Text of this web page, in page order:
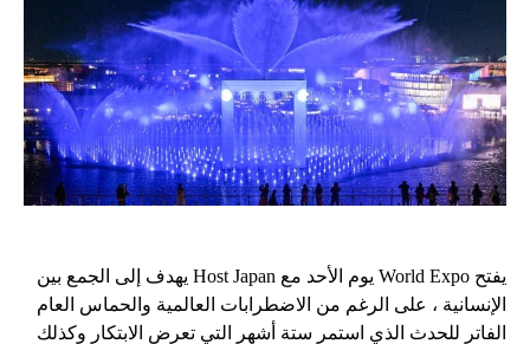
يفتح World Expo يوم الأحد مع Host Japan يهدف إلى الجمع بين
الإنسانية ، على الرغم من الاضطرابات العالمية والحماس العام
الفاتر للحدث الذي استمر ستة أشهر التي تعرض الابتكار وكذلك